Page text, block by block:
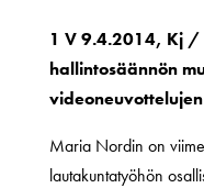
1 V 9.4.2014, Kj /
hallintosäännön
Maria Nordin on
lautakuntatyöhön